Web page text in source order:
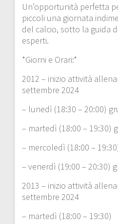
Un’opportunità perfetta
piccoli una giornata
del calcio, sotto la guida
esperti.
*Giorni e Orari:*
2012 – inizio attività
settembre 2024
– lunedì (18:30 – 20:00)
– martedì (18:00 – 19:30)
– mercoledì (18:00 –
– venerdì (19:00 – 20:30)
2013 – inizio attività
settembre 2024
– martedì (18:00 – 19:30)